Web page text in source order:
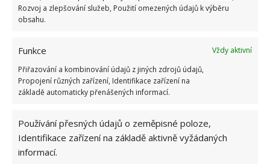
Rozvoj a zlepšování služeb, Použití omezených údajů k výběru
obsahu.
Funkce
Vždy aktivní
Přiřazování a kombinování údajů z jiných zdrojů údajů,
Propojení různých zařízení, Identifikace zařízení na
základě automaticky přenášených informací.
Používání přesných údajů o zeměpisné poloze,
Identifikace zařízení na základě aktivně vyžádaných
informací.
23.6.2026
Retro kvíz o oblíbených autech v dobách
socialismu: Tehdejší řidiči musí získat 10 z 10
bodů
6.5.2026